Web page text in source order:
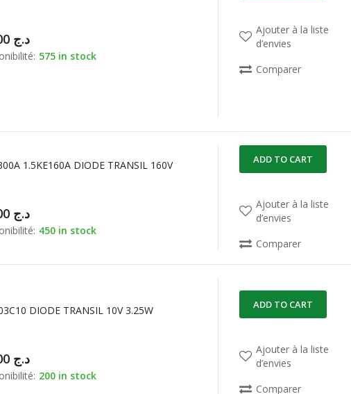
د.ج
575 in stock
Ajouter à la liste
d’envies
Comparer
1.5KE160A DIODE TRANSIL 160V
د.ج
450 in stock
ADD TO CART
Ajouter à la liste
d’envies
Comparer
DIODE TRANSIL 10V 3.25W
د.ج
200 in stock
ADD TO CART
Ajouter à la liste
d’envies
Comparer